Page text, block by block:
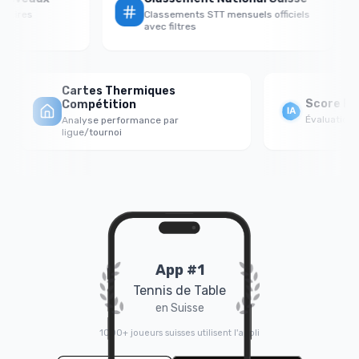
Classements STT mensuels officiels
avec filtres
Cartes Thermiques
Compétition
Analyse performance par
ligue/tournoi
Score
Évaluation
App #1
Tennis de Table
en Suisse
1000+ joueurs suisses utilisent l'appli